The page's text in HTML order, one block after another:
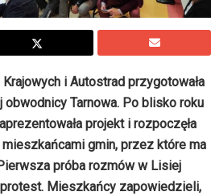
i Autostrad przygotowała
Tarnowa. Po blisko roku
projekt i rozpoczęła
gmin, przez które ma
próba rozmów w Lisiej
Mieszkańcy zapowiedzieli,